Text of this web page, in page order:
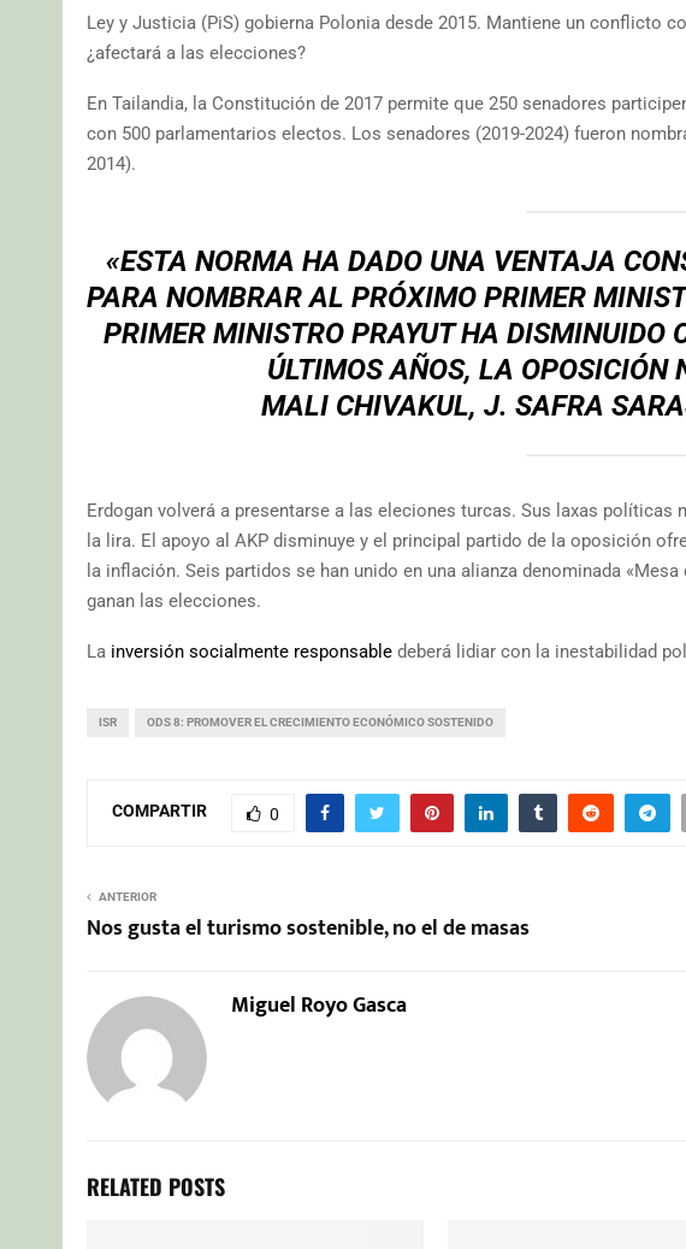
Ley y Justicia (PiS) gobierna Polonia desde 2015. Mantiene un conflicto
¿afectará a las elecciones?
En Tailandia, la Constitución de 2017 permite que 250 senadores
con 500 parlamentarios electos. Los senadores (2019-2024) fueron
2014).
«ESTA NORMA HA DADO UNA VENTAJA
PARA NOMBRAR AL PRÓXIMO PRIMER
PRIMER MINISTRO PRAYUT HA DISMINUIDO
ÚLTIMOS AÑOS, LA OPOSICIÓN
MALI CHIVAKUL, J. SAFRA
Erdogan volverá a presentarse a las eleciones turcas. Sus laxas
la lira. El apoyo al AKP disminuye y el principal partido de la oposición
la inflación. Seis partidos se han unido en una alianza denominada
ganan las elecciones.
La inversión socialmente responsable deberá lidiar con la inestabilidad
ISR ODS 8: PROMOVER EL CRECIMIENTO ECONÓMICO SOSTENIDO
COMPARTIR 0
ANTERIOR
Nos gusta el turismo sostenible, no el de masas
Miguel Royo Gasca
RELATED POSTS